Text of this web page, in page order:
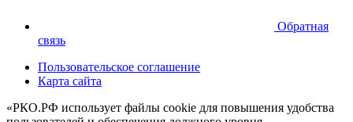
Обратная
связь
Пользовательское соглашение
Карта сайта
«РКО.РФ использует файлы cookie для повышения удобства